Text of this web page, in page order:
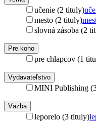
učenie (2 tituly)
mesto (2 tituly)
slovná zásoba (2
Pre koho
pre chlapcov (1
Vydavateľstvo
MINI Publishing
Väzba
leporelo (3 tituly)